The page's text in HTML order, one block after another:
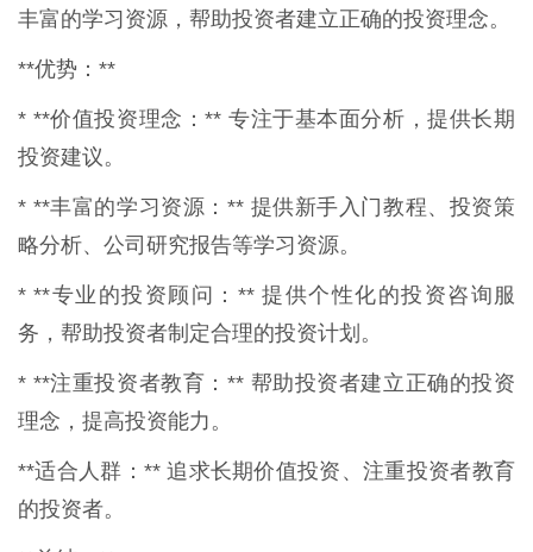
丰富的学习资源，帮助投资者建立正确的投资理念。
**优势：**
* **价值投资理念：** 专注于基本面分析，提供长期
投资建议。
* **丰富的学习资源：** 提供新手入门教程、投资策
略分析、公司研究报告等学习资源。
* **专业的投资顾问：** 提供个性化的投资咨询服
务，帮助投资者制定合理的投资计划。
* **注重投资者教育：** 帮助投资者建立正确的投资
理念，提高投资能力。
**适合人群：** 追求长期价值投资、注重投资者教育
的投资者。